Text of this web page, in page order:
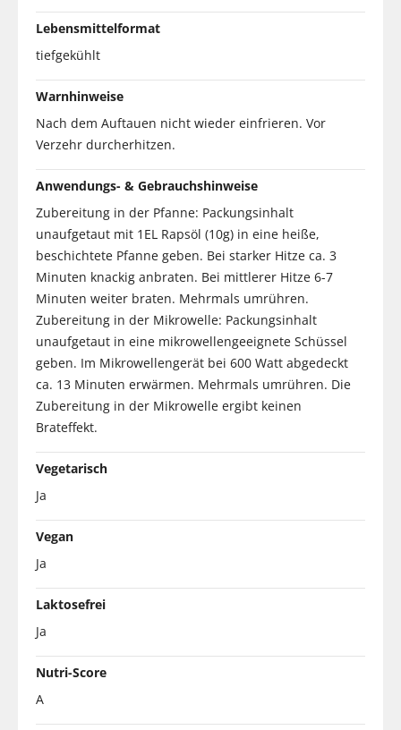
Lebensmittelformat
tiefgekühlt
Warnhinweise
Nach dem Auftauen nicht wieder einfrieren. Vor
Verzehr durcherhitzen.
Anwendungs- & Gebrauchshinweise
Zubereitung in der Pfanne: Packungsinhalt
unaufgetaut mit 1EL Rapsöl (10g) in eine heiße,
beschichtete Pfanne geben. Bei starker Hitze ca. 3
Minuten knackig anbraten. Bei mittlerer Hitze 6-7
Minuten weiter braten. Mehrmals umrühren.
Zubereitung in der Mikrowelle: Packungsinhalt
unaufgetaut in eine mikrowellengeeignete Schüssel
geben. Im Mikrowellengerät bei 600 Watt abgedeckt
ca. 13 Minuten erwärmen. Mehrmals umrühren. Die
Zubereitung in der Mikrowelle ergibt keinen
Brateffekt.
Vegetarisch
Ja
Vegan
Ja
Laktosefrei
Ja
Nutri-Score
A